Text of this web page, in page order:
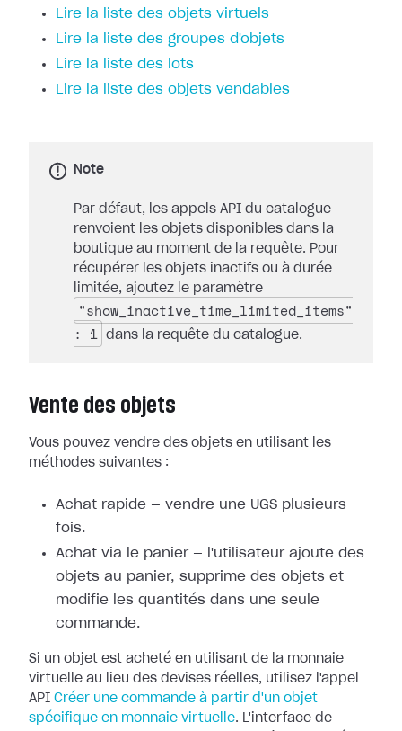
Lire la liste des objets virtuels
Lire la liste des groupes d'objets
Lire la liste des lots
Lire la liste des objets vendables
Note
Par défaut, les appels API du catalogue
renvoient les objets disponibles dans la
boutique au moment de la requête. Pour
récupérer les objets inactifs ou à durée
limitée, ajoutez le paramètre
"show_inactive_time_limited_items"
: 1
dans la requête du catalogue.
Vente des objets
Vous pouvez vendre des objets en utilisant les
méthodes suivantes :
Achat rapide — vendre une UGS plusieurs
fois.
Achat via le panier — l'utilisateur ajoute des
objets au panier, supprime des objets et
modifie les quantités dans une seule
commande.
Si un objet est acheté en utilisant de la monnaie
virtuelle au lieu des devises réelles, utilisez l'appel
API Créer une commande à partir d'un objet
spécifique en monnaie virtuelle. L'interface de